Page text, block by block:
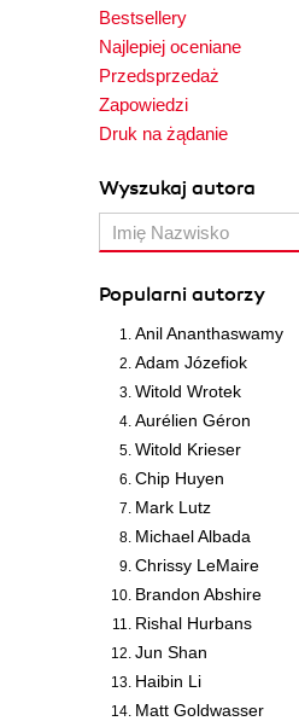
Bestsellery
Najlepiej oceniane
Przedsprzedaż
Zapowiedzi
Druk na żądanie
Wyszukaj autora
Popularni autorzy
Anil Ananthaswamy
Adam Józefiok
Witold Wrotek
Aurélien Géron
Witold Krieser
Chip Huyen
Mark Lutz
Michael Albada
Chrissy LeMaire
Brandon Abshire
Rishal Hurbans
Jun Shan
Haibin Li
Matt Goldwasser